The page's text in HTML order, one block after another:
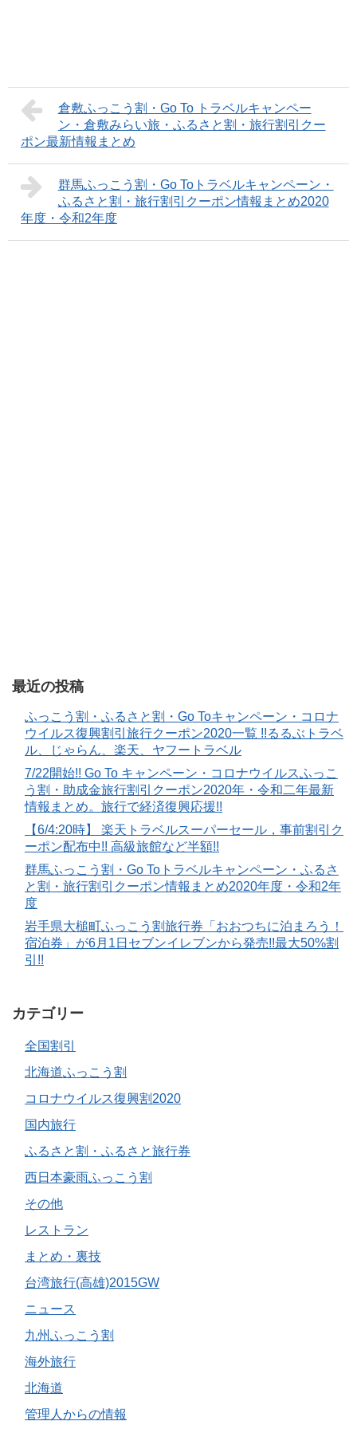
倉敷ふっこう割・Go To トラベルキャンペー
ン・倉敷みらい旅・ふるさと割・旅行割引クー
ポン最新情報まとめ
群馬ふっこう割・Go Toトラベルキャンペーン・
ふるさと割・旅行割引クーポン情報まとめ2020
年度・令和2年度
最近の投稿
ふっこう割・ふるさと割・Go Toキャンペーン・コロナ
ウイルス復興割引旅行クーポン2020一覧 !!るるぶトラベ
ル、じゃらん、楽天、ヤフートラベル
7/22開始!! Go To キャンペーン・コロナウイルスふっこ
う割・助成金旅行割引クーポン2020年・令和二年最新
情報まとめ。旅行で経済復興応援!!
【6/4:20時】 楽天トラベルスーパーセール，事前割引ク
ーポン配布中!! 高級旅館など半額!!
群馬ふっこう割・Go Toトラベルキャンペーン・ふるさ
と割・旅行割引クーポン情報まとめ2020年度・令和2年
度
岩手県大槌町ふっこう割旅行券「おおつちに泊まろう！
宿泊券」が6月1日セブンイレブンから発売!!最大50%割
引!!
カテゴリー
全国割引
北海道ふっこう割
コロナウイルス復興割2020
国内旅行
ふるさと割・ふるさと旅行券
西日本豪雨ふっこう割
その他
レストラン
まとめ・裏技
台湾旅行(高雄)2015GW
ニュース
九州ふっこう割
海外旅行
北海道
管理人からの情報